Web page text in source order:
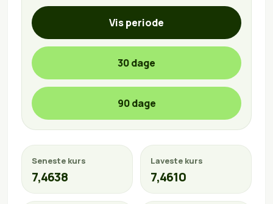
Vis periode
30 dage
90 dage
Seneste kurs
7,4638
Laveste kurs
7,4610